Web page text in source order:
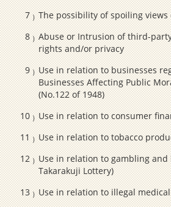
The possibility of spoiling views
Abuse or Intrusion of third-
rights and/or privacy
Use in relation to businesses
Businesses Affecting Public
(No.122 of 1948)
Use in relation to consumer
Use in relation to tobacco
Use in relation to gambling
Takarakuji Lottery)
Use in relation to illegal